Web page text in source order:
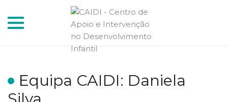
Toggle
Equipa CAIDI: Daniela